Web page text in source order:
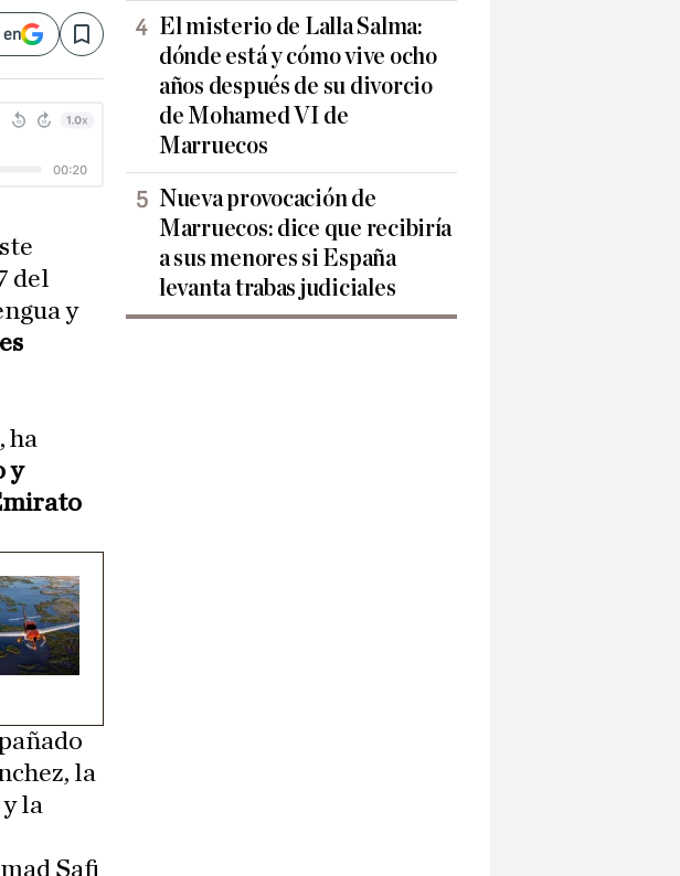
Save
del
y
ha
y
la
la
Safi
El misterio de Lalla Salma:
dónde está y cómo vive ocho
años después de su divorcio
de Mohamed VI de
Marruecos
Nueva provocación de
Marruecos: dice que recibiría
a sus menores si España
levanta trabas judiciales